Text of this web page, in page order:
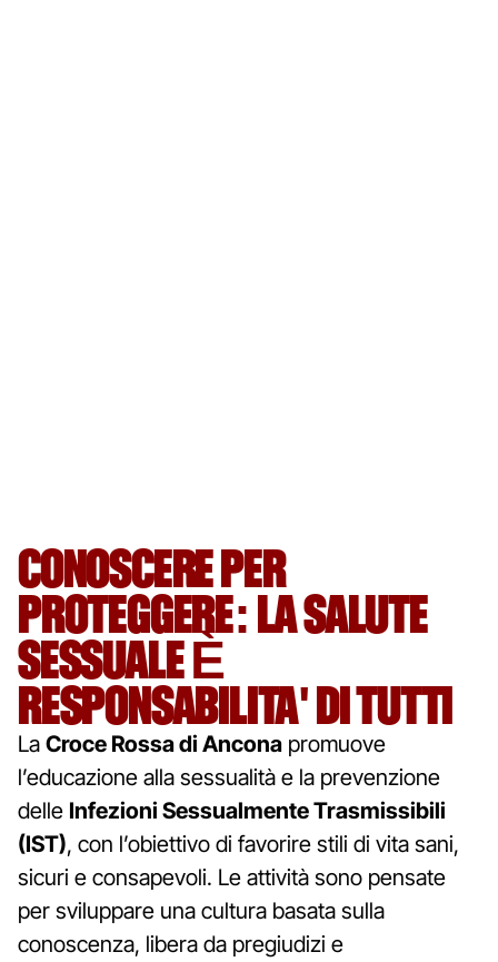
CONOSCERE PER
PROTEGGERE: LA SALUTE
SESSUALE È
RESPONSABILITA' DI TUTTI
La Croce Rossa di Ancona promuove
l’educazione alla sessualità e la prevenzione
delle Infezioni Sessualmente Trasmissibili
(IST), con l’obiettivo di favorire stili di vita sani,
sicuri e consapevoli. Le attività sono pensate
per sviluppare una cultura basata sulla
conoscenza, libera da pregiudizi e